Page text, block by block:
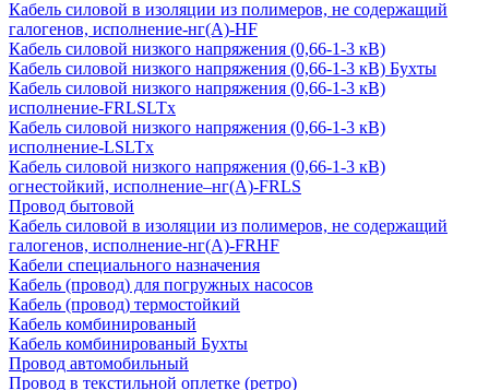
Кабель силовой в изоляции из полимеров, не содержащий
галогенов, исполнение-нг(А)-HF
Кабель силовой низкого напряжения (0,66-1-3 кВ)
Кабель силовой низкого напряжения (0,66-1-3 кВ) Бухты
Кабель силовой низкого напряжения (0,66-1-3 кВ)
исполнение-FRLSLTx
Кабель силовой низкого напряжения (0,66-1-3 кВ)
исполнение-LSLTx
Кабель силовой низкого напряжения (0,66-1-3 кВ)
огнестойкий, исполнение–нг(А)-FRLS
Провод бытовой
Кабель силовой в изоляции из полимеров, не содержащий
галогенов, исполнение-нг(А)-FRHF
Кабели специального назначения
Кабель (провод) для погружных насосов
Кабель (провод) термостойкий
Кабель комбинированый
Кабель комбинированый Бухты
Провод автомобильный
Провод в текстильной оплетке (ретро)